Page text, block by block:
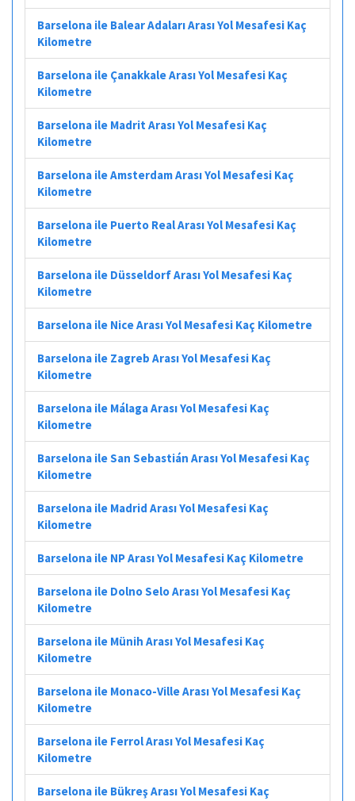
Barselona ile Balear Adaları Arası Yol Mesafesi Kaç
Kilometre
Barselona ile Çanakkale Arası Yol Mesafesi Kaç
Kilometre
Barselona ile Madrit Arası Yol Mesafesi Kaç
Kilometre
Barselona ile Amsterdam Arası Yol Mesafesi Kaç
Kilometre
Barselona ile Puerto Real Arası Yol Mesafesi Kaç
Kilometre
Barselona ile Düsseldorf Arası Yol Mesafesi Kaç
Kilometre
Barselona ile Nice Arası Yol Mesafesi Kaç Kilometre
Barselona ile Zagreb Arası Yol Mesafesi Kaç
Kilometre
Barselona ile Málaga Arası Yol Mesafesi Kaç
Kilometre
Barselona ile San Sebastián Arası Yol Mesafesi Kaç
Kilometre
Barselona ile Madrid Arası Yol Mesafesi Kaç
Kilometre
Barselona ile NP Arası Yol Mesafesi Kaç Kilometre
Barselona ile Dolno Selo Arası Yol Mesafesi Kaç
Kilometre
Barselona ile Münih Arası Yol Mesafesi Kaç
Kilometre
Barselona ile Monaco-Ville Arası Yol Mesafesi Kaç
Kilometre
Barselona ile Ferrol Arası Yol Mesafesi Kaç
Kilometre
Barselona ile Bükreş Arası Yol Mesafesi Kaç